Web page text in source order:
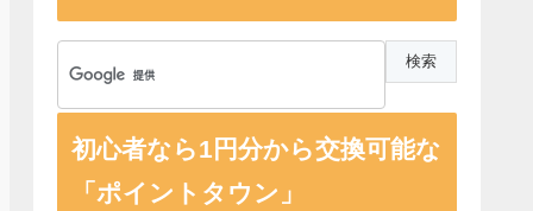
初心者なら1円分から交換可能な
「ポイントタウン」